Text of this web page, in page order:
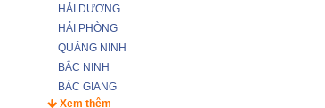
HẢI DƯƠNG
HẢI PHÒNG
QUẢNG NINH
BẮC NINH
BẮC GIANG
Xem thêm